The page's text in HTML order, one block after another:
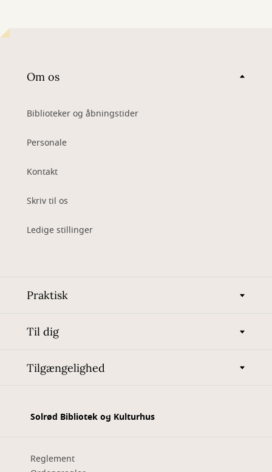
Om os
Biblioteker og åbningstider
Personale
Kontakt
Skriv til os
Ledige stillinger
Praktisk
Til dig
Tilgængelighed
Solrød Bibliotek og Kulturhus
Reglement